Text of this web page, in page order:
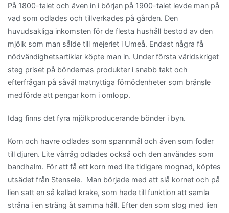
På 1800-talet och även in i början på 1900-talet levde man på
vad som odlades och tillverkades på gården. Den
huvudsakliga inkomsten för de flesta hushåll bestod av den
mjölk som man sålde till mejeriet i Umeå. Endast några få
nödvändighetsartiklar köpte man in. Under första världskriget
steg priset på böndernas produkter i snabb takt och
efterfrågan på såväl matnyttiga förnödenheter som bränsle
medförde att pengar kom i omlopp.
Idag finns det fyra mjölkproducerande bönder i byn.
Korn och havre odlades som spannmål och även som foder
till djuren. Lite vårråg odlades också och den användes som
bandhalm. För att få ett korn med lite tidigare mognad, köptes
utsädet från Stensele. Man började med att slå kornet och på
lien satt en så kallad krake, som hade till funktion att samla
stråna i en sträng åt samma håll. Efter den som slog med lien